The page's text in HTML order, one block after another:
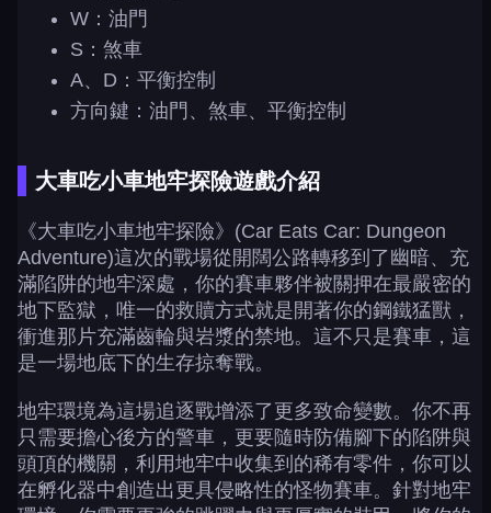
W：油門
S：煞車
A、D：平衡控制
方向鍵：油門、煞車、平衡控制
大車吃小車地牢探險遊戲介紹
《大車吃小車地牢探險》(Car Eats Car: Dungeon
Adventure)這次的戰場從開闊公路轉移到了幽暗、充
滿陷阱的地牢深處，你的賽車夥伴被關押在最嚴密的
地下監獄，唯一的救贖方式就是開著你的鋼鐵猛獸，
衝進那片充滿齒輪與岩漿的禁地。這不只是賽車，這
是一場地底下的生存掠奪戰。
地牢環境為這場追逐戰增添了更多致命變數。你不再
只需要擔心後方的警車，更要隨時防備腳下的陷阱與
頭頂的機關，利用地牢中收集到的稀有零件，你可以
在孵化器中創造出更具侵略性的怪物賽車。針對地牢